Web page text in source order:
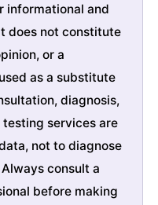
informational and
does not constitute
or a
as a substitute
diagnosis,
services are
not to diagnose
consult a
before making